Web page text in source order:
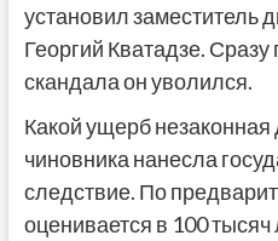
установил заместитель
Георгий Кватадзе.
скандала он уволился.
Какой ущерб незаконная
чиновника нанесла
следствие. По
оценивается в 100 тысяч